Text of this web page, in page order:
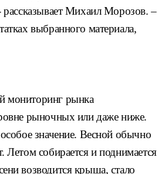
Михаил Морозов. –
выбранного материала,
мониторинг рынка
рыночных или даже ниже.
значение. Весной обычно
Летом собирается и поднимается
возводится крыша, стало